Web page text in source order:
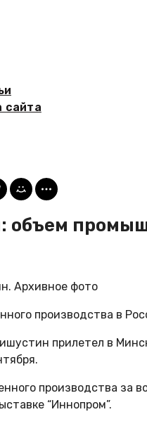
сайта
объем
Архивное фото
производства в
прилетел в
производства за
“Иннопром”.